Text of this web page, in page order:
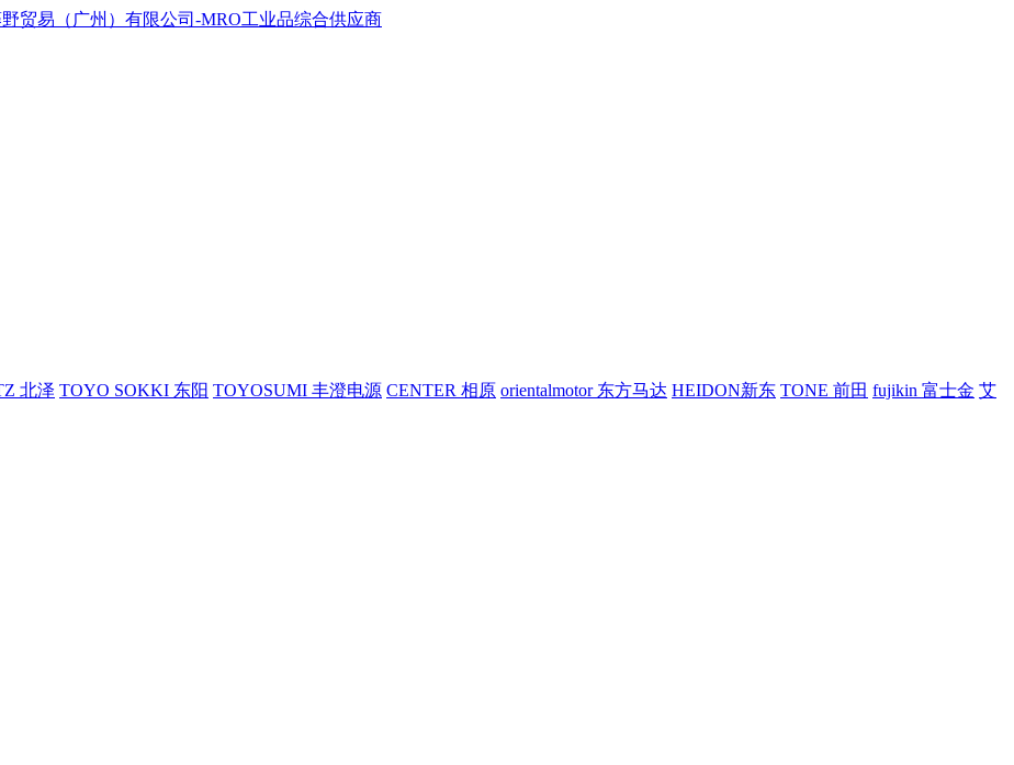
北泽 TOYO SOKKI 东阳 TOYOSUMI 丰澄电源 CENTER 相原 orientalmotor 东方马达 HEIDON新东 TONE 前田 fujikin 富士金 艾